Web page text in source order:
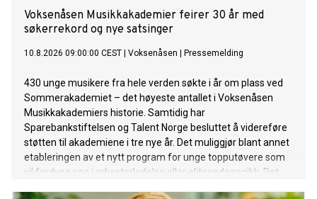
Voksenåsen Musikkakademier feirer 30 år med
søkerrekord og nye satsinger
10.8.2026 09:00:00 CEST Voksenåsen Pressemelding
430 unge musikere fra hele verden søkte i år om plass ved
Sommerakademiet – det høyeste antallet i Voksenåsen
Musikkakademiers historie. Samtidig har
Sparebankstiftelsen og Talent Norge besluttet å videreføre
støtten til akademiene i tre nye år. Det muliggjør blant annet
etableringen av et nytt program for unge topputøvere som
vil fordype seg i orkesterledelse eller elitepedagogikk. Det